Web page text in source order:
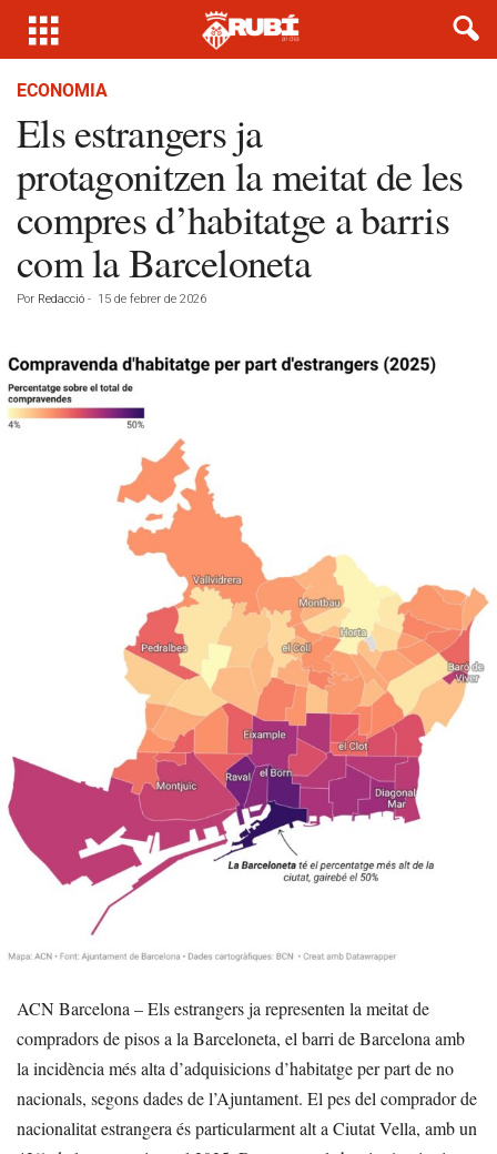
ECONOMIA
Els estrangers ja
protagonitzen la meitat de les
compres d’habitatge a barris
com la Barceloneta
Por Redacció - 15 de febrer de 2026
ACN Barcelona – Els estrangers ja representen la meitat de
compradors de pisos a la Barceloneta, el barri de Barcelona amb
la incidència més alta d’adquisicions d’habitatge per part de no
nacionals, segons dades de l’Ajuntament. El pes del comprador de
nacionalitat estrangera és particularment alt a Ciutat Vella, amb un